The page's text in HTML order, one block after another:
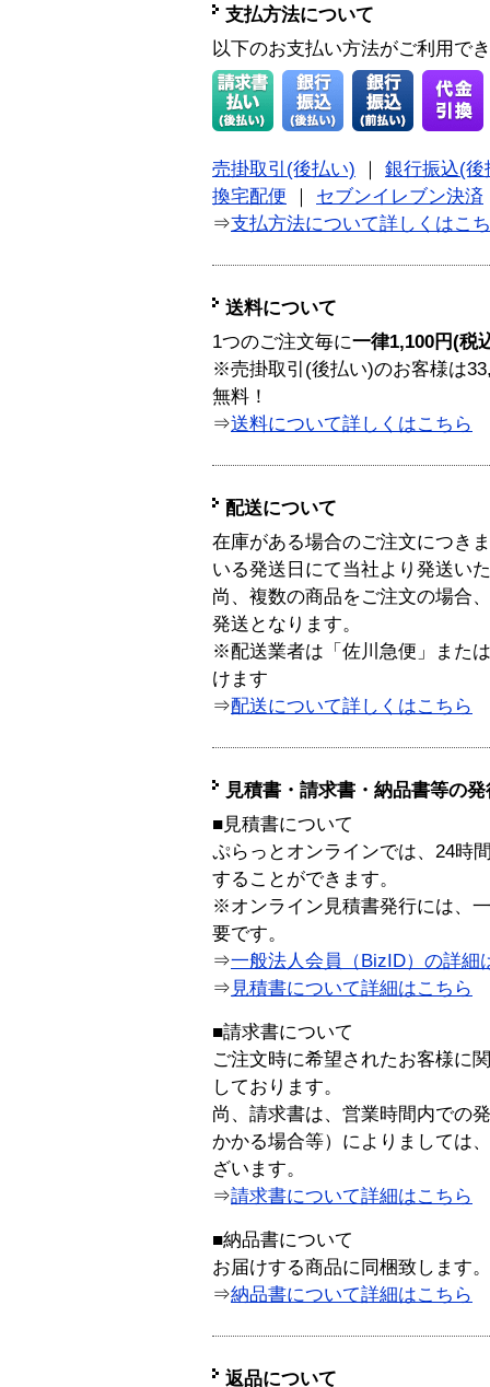
支払方法について
以下のお支払い方法がご利用で
売掛取引(後払い)
銀行振込(後
換宅配便
セブンイレブン決済
⇒支払方法について詳しくはこ
送料について
1つのご注文毎に一律1,100円(税
※売掛取引(後払い)のお客様は
無料！
⇒送料について詳しくはこちら
配送について
在庫がある場合のご注文につき
いる発送日にて当社より発送い
尚、複数の商品をご注文の場合
発送となります。
※配送業者は「佐川急便」また
けます
⇒配送について詳しくはこちら
見積書・請求書・納品書等の
■見積書について
ぷらっとオンラインでは、24時
することができます。
※オンライン見積書発行には、
要です。
⇒一般法人会員（BizID）の詳細
⇒ 見積書について詳細はこちら
■請求書について
ご注文時に希望されたお客様に
しております。
尚、請求書は、営業時間内での
かかる場合等）によりましては
ざいます。
⇒請求書について詳細はこちら
■納品書について
お届けする商品に同梱致します。
⇒納品書について詳細はこちら
返品について